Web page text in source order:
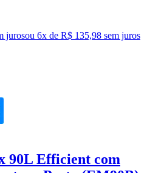
jurosou 6x de R$ 135,98 sem juros
90L Efficient com